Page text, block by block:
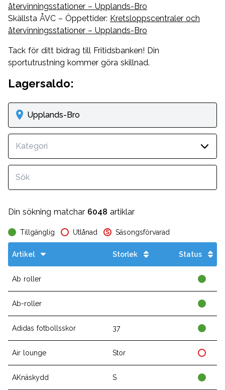
återvinningsstationer – Upplands-Bro
Skällsta ÅVC – Öppettider: Kretsloppscentraler och
återvinningsstationer – Upplands-Bro
Tack för ditt bidrag till Fritidsbanken! Din
sportutrustning kommer göra skillnad.
Lagersaldo:
Upplands-Bro
Kategori
Din sökning matchar 6048 artiklar
Tillgänglig Utlånad S Säsongsförvarad
Artikel Storlek Status
Ab roller
Ab-roller
Adidas fotbollsskor 37
Air lounge Stor
AKnäskydd S